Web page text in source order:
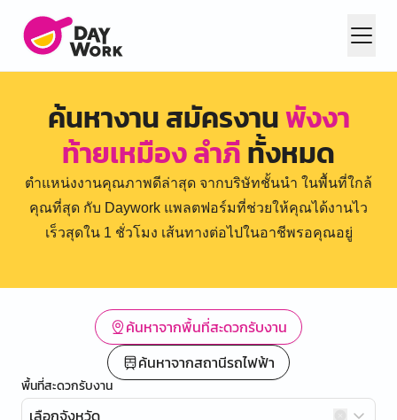
ค้นหางาน สมัครงานพังงา
ท้ายเหมือง ลำภีทั้งหมด
ตำแหน่งงานคุณภาพดีล่าสุด จากบริษัทชั้นนำ ในพื้นที่ใกล้
คุณที่สุด กับ Daywork แพลตฟอร์มที่ช่วยให้คุณได้งานไว
เร็วสุดใน 1 ชั่วโมง เส้นทางต่อไปในอาชีพรอคุณอยู่
ค้นหาจากพื้นที่สะดวกรับงาน
ค้นหาจากสถานีรถไฟฟ้า
พื้นที่สะดวกรับงาน
เลือกจังหวัด